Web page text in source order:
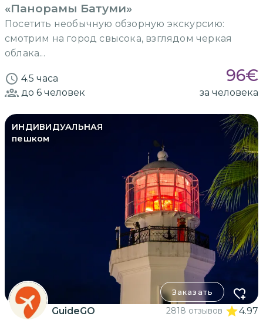
«Панорамы Батуми»
Посетить необычную обзорную экскурсию:
смотрим на город свысока, взглядом черкая
облака...
4.5 часа 96€
до 6 человек за человека
ИНДИВИДУАЛЬНАЯ
пешком
Заказать
GuideGO 2818 отзывов 4.97